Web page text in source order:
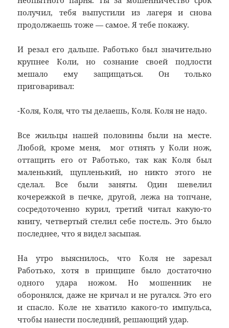
получил, тебя выпустили из лагеря и снова
продолжаешь тоже — самое. Я тебе покажу.
И резал его дальше. Работько был значительно
крупнее Коли, но сознание своей подлости
мешало ему защищаться. Он только
приговаривал:
-Коля, Коля, что ты делаешь, Коля. Коля не надо.
Все жильцы нашей половины были на месте.
Любой, кроме меня, мог отнять у Коли нож,
оттащить его от Работько, так как Коля был
маленький, щупленький, но никто этого не
сделал. Все были заняты. Один шевелил
кочережкой в печке, другой, лежа на топчане,
сосредоточенно курил, третий читал какую-то
книгу, четвертый стелил себе постель. Это было
последнее, что я видел засыпая.
На утро выяснилось, что Коля не зарезал
Работько, хотя в принципе было достаточно
одного удара ножом. Но мошенник не
оборонялся, даже не кричал и не ругался. Это его
и спасло. Коле не хватило какого-то импульса,
чтобы нанести последний, решающий удар.